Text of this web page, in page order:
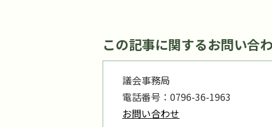
この記事に関するお問い合
議会事務局
電話番号：0796-36-1963
お問い合わせ